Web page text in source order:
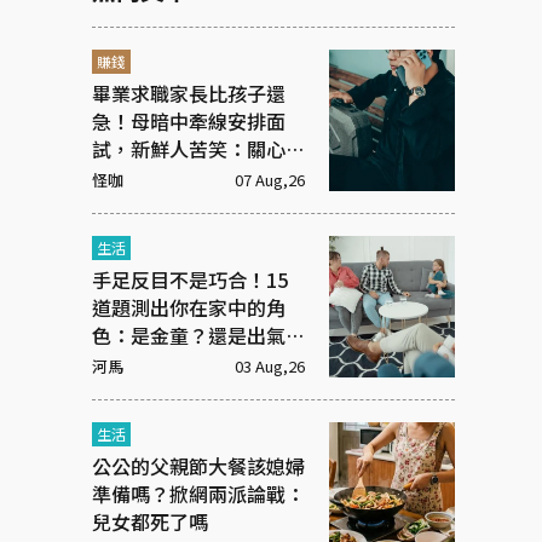
賺錢
畢業求職家長比孩子還
急！母暗中牽線安排面
試，新鮮人苦笑：關心變
高壓監控
怪咖 07 Aug,26
生活
手足反目不是巧合！15
道題測出你在家中的角
色：是金童？還是出氣
筒？
河馬 03 Aug,26
生活
公公的父親節大餐該媳婦
準備嗎？掀網兩派論戰：
兒女都死了嗎